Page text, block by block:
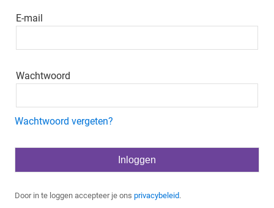
E-mail
Wachtwoord
Wachtwoord vergeten?
Door in te loggen accepteer je ons privacybeleid.